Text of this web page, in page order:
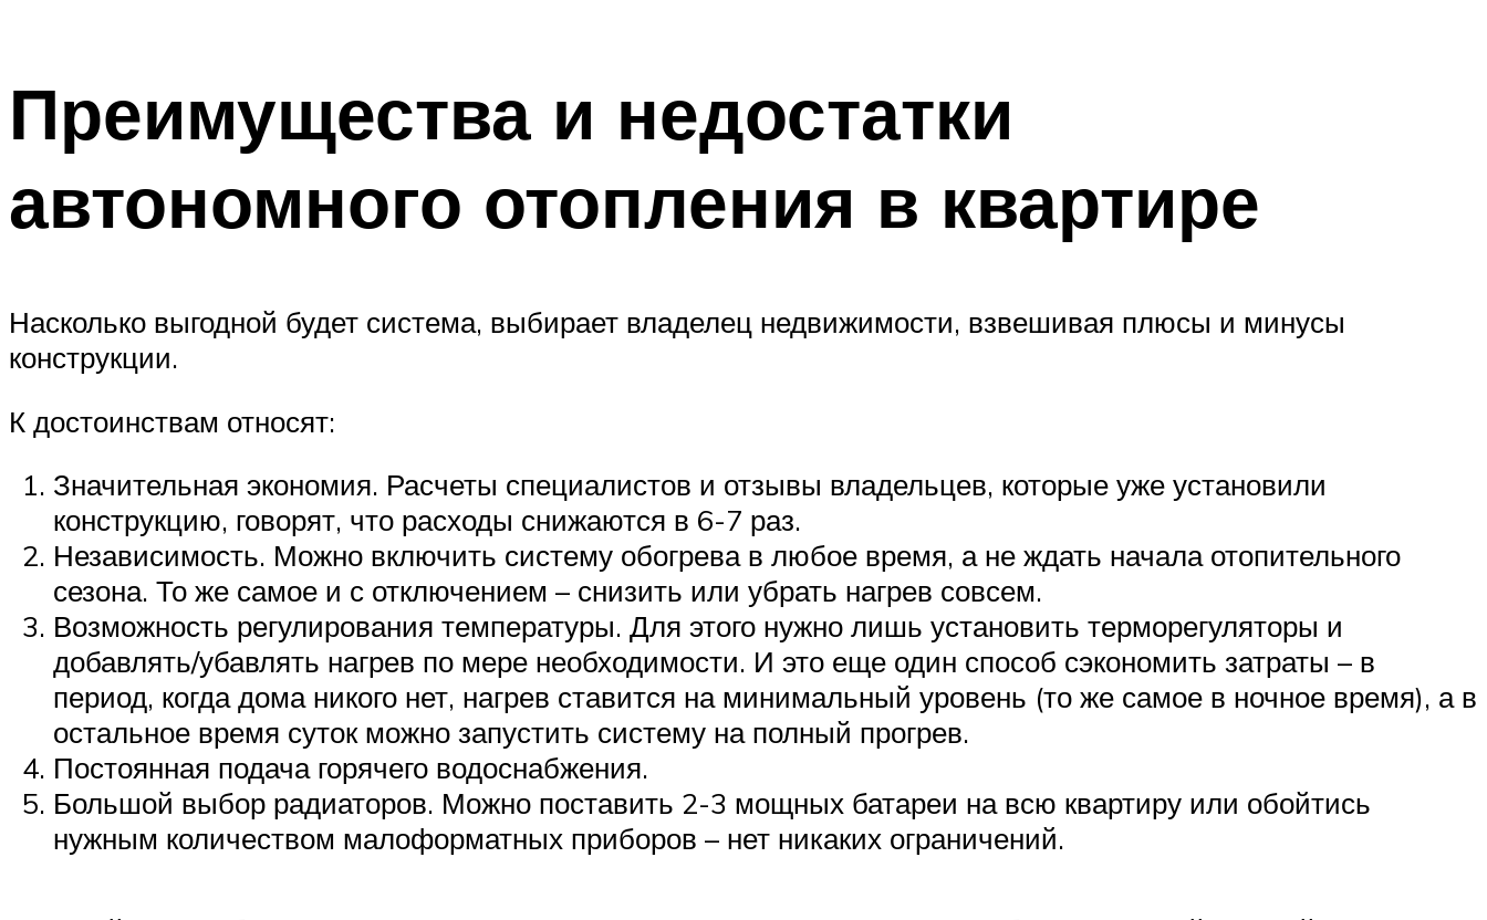
Преимущества и недостатки
автономного отопления в квартире
Насколько выгодной будет система, выбирает владелец недвижимости, взвешивая плюсы и минусы
конструкции.
К достоинствам относят:
Значительная экономия. Расчеты специалистов и отзывы владельцев, которые уже установили
конструкцию, говорят, что расходы снижаются в 6-7 раз.
Независимость. Можно включить систему обогрева в любое время, а не ждать начала отопительного
сезона. То же самое и с отключением – снизить или убрать нагрев совсем.
Возможность регулирования температуры. Для этого нужно лишь установить терморегуляторы и
добавлять/убавлять нагрев по мере необходимости. И это еще один способ сэкономить затраты – в
период, когда дома никого нет, нагрев ставится на минимальный уровень (то же самое в ночное время), а в
остальное время суток можно запустить систему на полный прогрев.
Постоянная подача горячего водоснабжения.
Большой выбор радиаторов. Можно поставить 2-3 мощных батареи на всю квартиру или обойтись
нужным количеством малоформатных приборов – нет никаких ограничений.